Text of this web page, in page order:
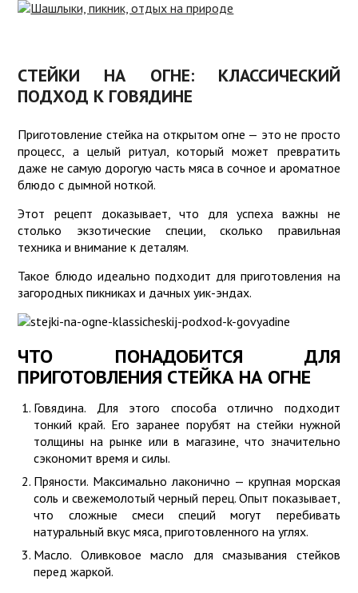
ЧТО
ПИКНИК
ПИКНИК
ДЕТЕЙ
ИГРЫ
СРЕДСТВА
ЗАЩИТЫ
ГРИБНИКАМ
МАРИНОВАННЫЙ
ЛУК
СОУСЫ
БЛЮДА
ПИКНИКА
ДОМА
СОВЕТЫ
СТЕЙКИ НА ОГНЕ: КЛАССИЧЕСКИЙ
ПОДХОД К ГОВЯДИНЕ
Приготовление стейка на открытом огне — это не просто
процесс, а целый ритуал, который может превратить
даже не самую дорогую часть мяса в сочное и ароматное
блюдо с дымной ноткой.
Этот рецепт доказывает, что для успеха важны не
столько экзотические специи, сколько правильная
техника и внимание к деталям.
Такое блюдо идеально подходит для приготовления на
загородных пикниках и дачных уик-эндах.
ЧТО ПОНАДОБИТСЯ ДЛЯ
ПРИГОТОВЛЕНИЯ СТЕЙКА НА ОГНЕ
Говядина. Для этого способа отлично подходит
тонкий край. Его заранее порубят на стейки нужной
толщины на рынке или в магазине, что значительно
сэкономит время и силы.
Пряности. Максимально лаконично — крупная морская
соль и свежемолотый черный перец. Опыт показывает,
что сложные смеси специй могут перебивать
натуральный вкус мяса, приготовленного на углях.
Масло. Оливковое масло для смазывания стейков
перед жаркой.